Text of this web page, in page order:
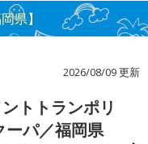
県】
2026/08/09 更新
トトランポリ
ーパ／福岡県